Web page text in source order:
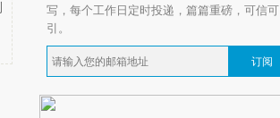
写，每个工作日定时投递，篇篇重磅，可信可
引。
订阅